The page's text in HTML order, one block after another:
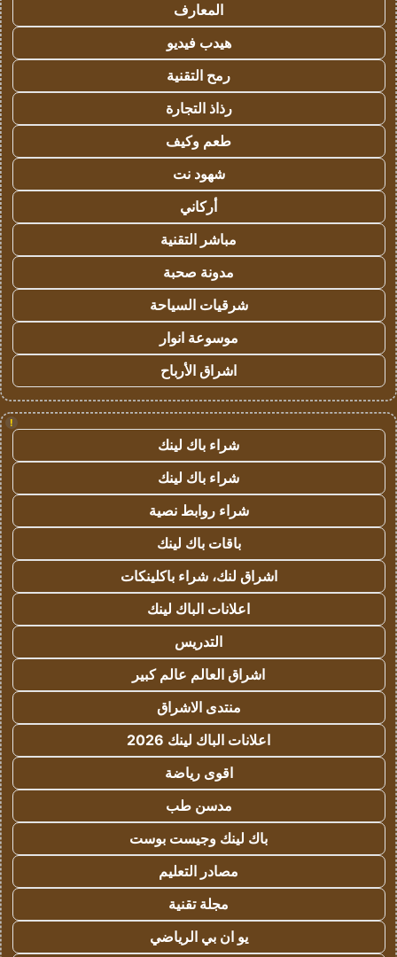
المعارف
هيدب فيديو
رمح التقنية
رذاذ التجارة
طعم وكيف
شهود نت
أركاني
مباشر التقنية
مدونة صحبة
شرقيات السياحة
موسوعة انوار
اشراق الأرباح
!
شراء باك لينك
شراء باك لينك
شراء روابط نصية
باقات باك لينك
اشراق لنك، شراء باكلينكات
اعلانات الباك لينك
التدريس
اشراق العالم عالم كبير
منتدى الاشراق
اعلانات الباك لينك 2026
اقوى رياضة
مدسن طب
باك لينك وجيست بوست
مصادر التعليم
مجلة تقنية
يو ان بي الرياضي